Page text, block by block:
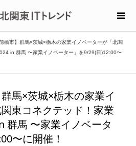
前橋市】群馬×茨城×栃木の家業イノベーターが「北関
in 群馬 〜家業イノベーター」を9/29(日)12:00〜
群馬×茨城×栃木の家業イ
東コネクテッド！家業
群馬 〜家業イノベータ
〜に開催！